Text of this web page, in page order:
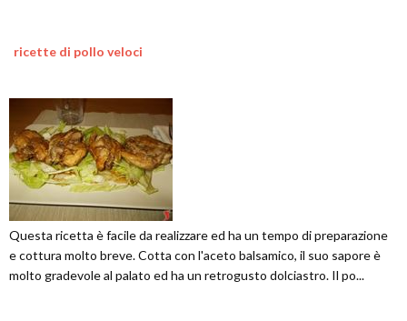
ricette di pollo veloci
Questa ricetta è facile da realizzare ed ha un tempo di preparazione
e cottura molto breve. Cotta con l'aceto balsamico, il suo sapore è
molto gradevole al palato ed ha un retrogusto dolciastro. Il po...